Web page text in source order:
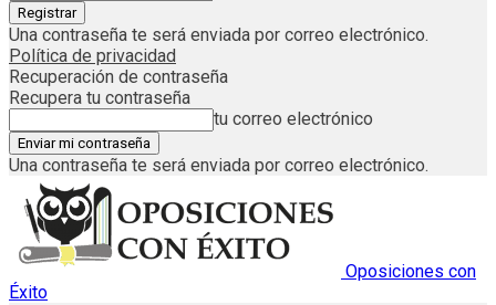
Una contraseña te será enviada por correo electrónico.
Política de privacidad
Recuperación de contraseña
Recupera tu contraseña
tu correo electrónico
Una contraseña te será enviada por correo electrónico.
Oposiciones con
Éxito